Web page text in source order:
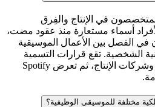
في الإنتاج والفِرق
أسماء مستعارة منذ عقود مضت،
في الفصل بين الأعمال الموسيقية
الشخصية. تقع قرارات التسمية
على عاتق الموسيقيين وشركات الإنتاج، ثم تعرض Spotify